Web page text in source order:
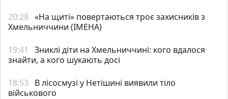
20:28 «На щиті» повертаються троє захисників з
Хмельниччини (ІМЕНА)
19:41
Зниклі діти на Хмельниччині: кого вдалося
знайти, а кого шукають досі
18:53
В лісосмузі у Нетішині виявили тіло
військового